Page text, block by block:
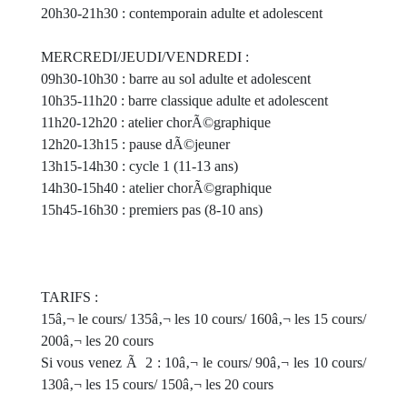
20h30-21h30 : contemporain adulte et adolescent
MERCREDI/JEUDI/VENDREDI :
09h30-10h30 : barre au sol adulte et adolescent
10h35-11h20 : barre classique adulte et adolescent
11h20-12h20 : atelier chorÃ©graphique
12h20-13h15 : pause dÃ©jeuner
13h15-14h30 : cycle 1 (11-13 ans)
14h30-15h40 : atelier chorÃ©graphique
15h45-16h30 : premiers pas (8-10 ans)
TARIFS :
15â‚¬ le cours/ 135â‚¬ les 10 cours/ 160â‚¬ les 15 cours/
200â‚¬ les 20 cours
Si vous venez Ã 2 : 10â‚¬ le cours/ 90â‚¬ les 10 cours/
130â‚¬ les 15 cours/ 150â‚¬ les 20 cours